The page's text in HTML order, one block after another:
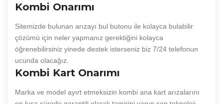
Kombi Onarımı
Sitemizde bulunan arızayı bul butonu ile kolayca bulabilir
çözümü için neler yapmanız gerektiğini kolayca
öğrenebilirsiniz yinede destek isterseniz biz 7/24 telefonun
ucunda olacağız.
Kombi Kart Onarımı
Marka ve model ayırt etmeksizin kombi ana kart arızalarını